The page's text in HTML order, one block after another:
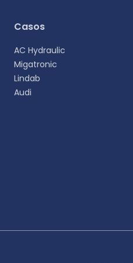
Casos
AC Hydraulic
Migatronic
Lindab
Audi